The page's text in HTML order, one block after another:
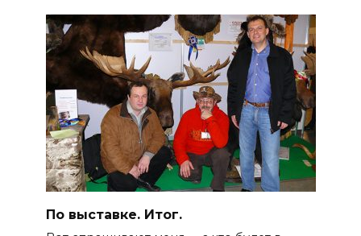
По выставке. Итог.